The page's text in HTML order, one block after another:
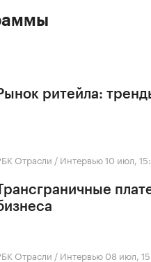
ритейла:
Отрасли / Интервью10 июл,
Отрасли / Интервью 08 июл,